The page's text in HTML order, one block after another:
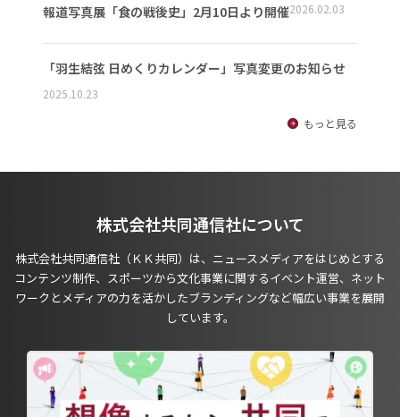
報道写真展「食の戦後史」2月10日より開催2026.02.03
「羽生結弦 日めくりカレンダー」写真変更のお知らせ
2025.10.23
もっと見る
株式会社共同通信社について
株式会社共同通信社（ＫＫ共同）は、ニュースメディアをはじめとする
コンテンツ制作、スポーツから文化事業に関するイベント運営、ネット
ワークとメディアの力を活かしたブランディングなど幅広い事業を展開
しています。